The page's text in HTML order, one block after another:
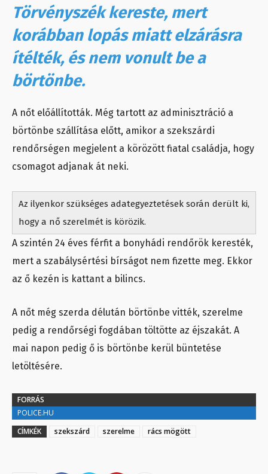
Törvényszék kereste, mert
korábban lopás miatt elzárásra
ítélték, és nem vonult be a
börtönbe.
A nőt előállították. Még tartott az adminisztráció a
börtönbe szállítása előtt, amikor a szekszárdi
rendőrségen megjelent a körözött fiatal családja, hogy
csomagot adjanak át neki.
Az ilyenkor szükséges adategyeztetések során derült ki,
hogy a nő szerelmét is körözik.
A szintén 24 éves férfit a bonyhádi rendőrök keresték,
mert a szabálysértési bírságot nem fizette meg. Ekkor
az ő kezén is kattant a bilincs.
A nőt még szerda délután börtönbe vitték, szerelme
pedig a rendőrségi fogdában töltötte az éjszakát. A
mai napon pedig ő is börtönbe kerül büntetése
letöltésére.
FORRÁS
POLICE.HU
CÍMKÉK
szekszárd szerelme rács mögött